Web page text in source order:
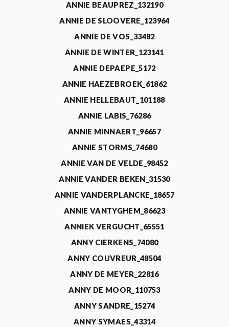
ANNIE BEAUPREZ_132190
ANNIE DE SLOOVERE_123964
ANNIE DE VOS_33482
ANNIE DE WINTER_123141
ANNIE DEPAEPE_5172
ANNIE HAEZEBROEK_61862
ANNIE HELLEBAUT_101188
ANNIE LABIS_76286
ANNIE MINNAERT_96657
ANNIE STORMS_74680
ANNIE VAN DE VELDE_98452
ANNIE VANDER BEKEN_31530
ANNIE VANDERPLANCKE_18657
ANNIE VANTYGHEM_86623
ANNIEK VERGUCHT_65551
ANNY CIERKENS_74080
ANNY COUVREUR_48504
ANNY DE MEYER_22816
ANNY DE MOOR_110753
ANNY SANDRE_15274
ANNY SYMAES_43314